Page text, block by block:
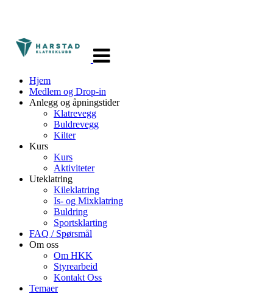
navigasjon
Hjem
Medlem og Drop-in
Anlegg og åpningstider
Klatrevegg
Buldrevegg
Kilter
Kurs
Kurs
Aktiviteter
Uteklatring
Kileklatring
Is- og Mixklatring
Buldring
Sportsklarting
FAQ / Spørsmål
Om oss
Om HKK
Styrearbeid
Kontakt Oss
Temaer